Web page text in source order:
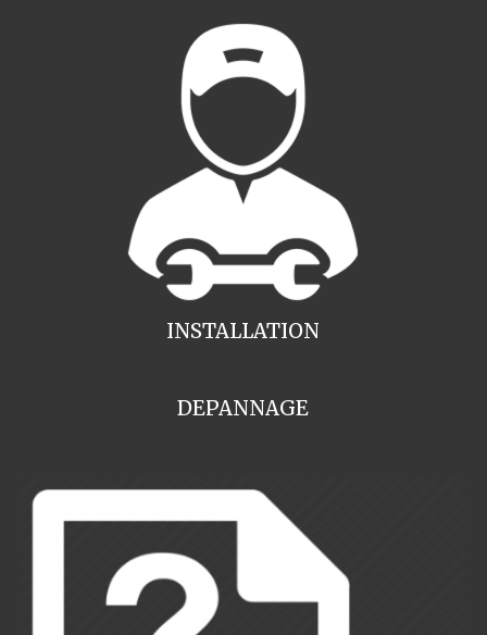
INSTALLATION
DEPANNAGE